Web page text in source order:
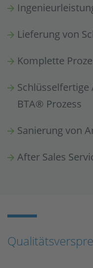
Lieferung von
Komplette
Schlüsselfertige
BTA® Prozess
Sanierung von
After Sales